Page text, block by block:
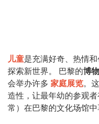
儿童是充满好奇、热情
探索新世界。 巴黎的博
会举办许多 家庭展览。
造性，让最年幼的参观
常）在巴黎的文化场馆中